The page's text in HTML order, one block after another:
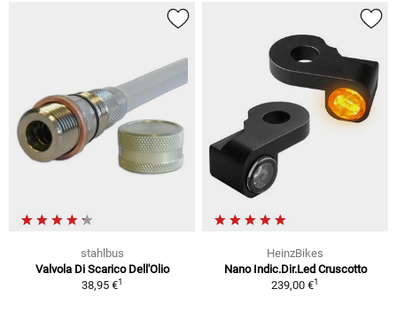
stahlbus
Valvola Di Scarico Dell'Olio
38,95 €1
HeinzBikes
Nano Indic.Dir.Led Cruscotto
239,00 €1